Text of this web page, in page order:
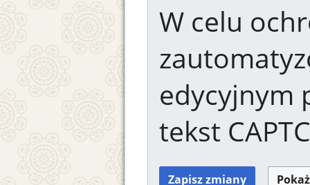
W celu
edycyjnym
tekst